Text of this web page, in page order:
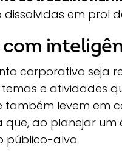
em prol
corporativo seja
e atividades
levem em
que, ao planejar
público-alvo.